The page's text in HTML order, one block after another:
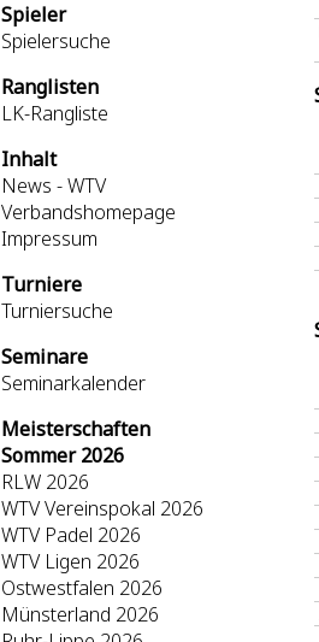
Spieler
Spielersuche
Ranglisten
LK-Rangliste
Inhalt
News - WTV
Verbandshomepage
Impressum
Turniere
Turniersuche
Seminare
Seminarkalender
Meisterschaften
Sommer 2026
RLW 2026
WTV Vereinspokal 2026
WTV Padel 2026
WTV Ligen 2026
Ostwestfalen 2026
Münsterland 2026